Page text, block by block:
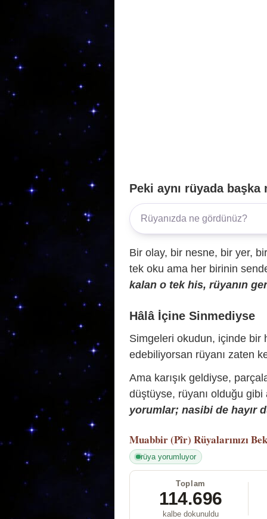
Peki aynı rüyada başka
Bir olay, bir nesne, bir yer,
tek oku ama her birinin
kalan o tek his, rüyanın
Hâlâ İçine Sinmediyse
Simgeleri okudun, içinde bir
edebiliyorsan rüyanı zaten
Ama karışık geldiyse,
düştüyse, rüyanı olduğu gibi
yorumlar; nasibi de hayır
Muabbir (Pîr) Rüyalarınızı
rüya yorumluyor
Toplam
114.696
kalbe dokunuldu